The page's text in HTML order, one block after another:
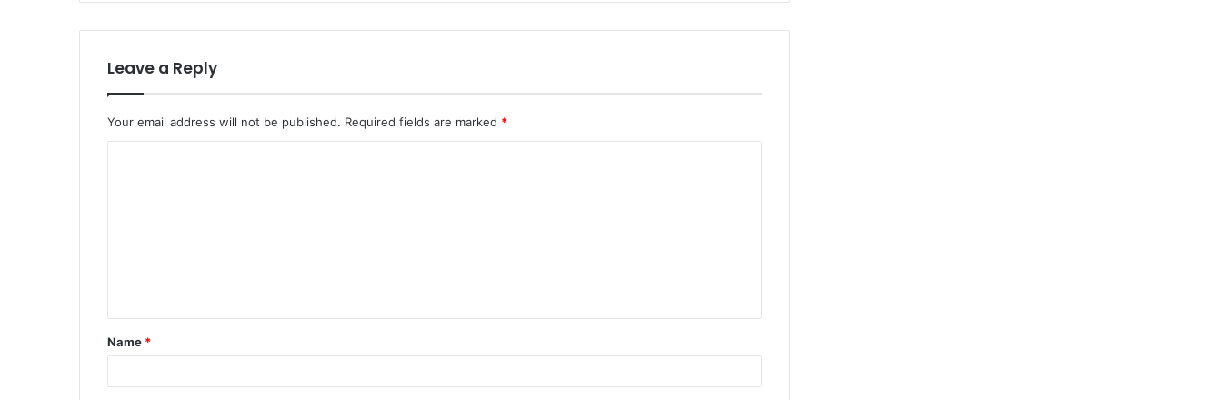
Leave a Reply
Your email address will not be published. Required fields are marked *
t
*
Name *